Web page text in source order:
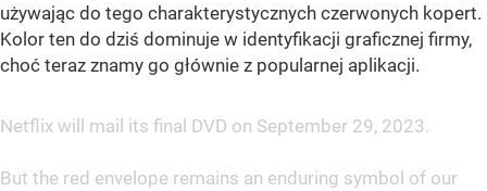
używając do tego charakterystycznych czerwonych kopert.
Kolor ten do dziś dominuje w identyfikacji graficznej firmy,
choć teraz znamy go głównie z popularnej aplikacji.
Netflix will mail its final DVD on September 29, 2023.
But the red envelope remains an enduring symbol of our